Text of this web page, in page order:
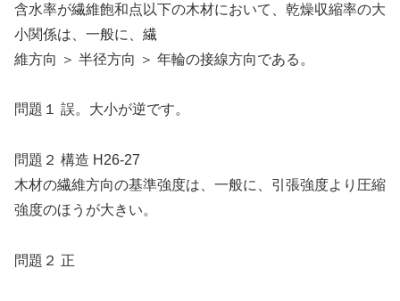
含水率が繊維飽和点以下の木材において、乾燥収縮率の大
小関係は、一般に、繊
維方向 ＞ 半径方向 ＞ 年輪の接線方向である。
問題１ 誤。大小が逆です。
問題２ 構造 H26-27
木材の繊維方向の基準強度は、一般に、引張強度より圧縮
強度のほうが大きい。
問題２ 正